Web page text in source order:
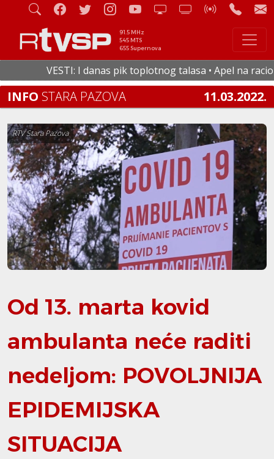
91.5 MHz
545 MTS
655 Supernova
VESTI: I danas pik toplotnog talasa • Apel na
INFO STARA PAZOVA 11.03.2022.
RTV Stara Pazova
Od 13. marta kovid
ambulanta neće raditi
nedeljom: POVOLJNIJA
EPIDEMIJSKA
SITUACIJA